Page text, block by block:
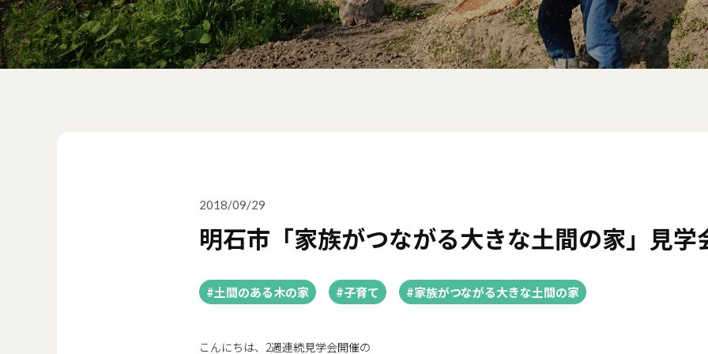
2018/09/29
明石市「家族がつながる大きな土間の家」見学
#土間のある木の家 #子育て #家族がつながる大きな土間の家
こんにちは、2週連続見学会開催の